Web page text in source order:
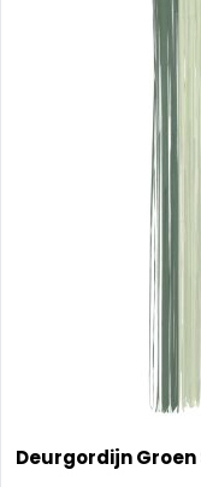
Deurgordijn Groen